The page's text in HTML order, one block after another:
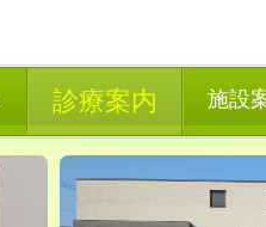
診療案内 施設